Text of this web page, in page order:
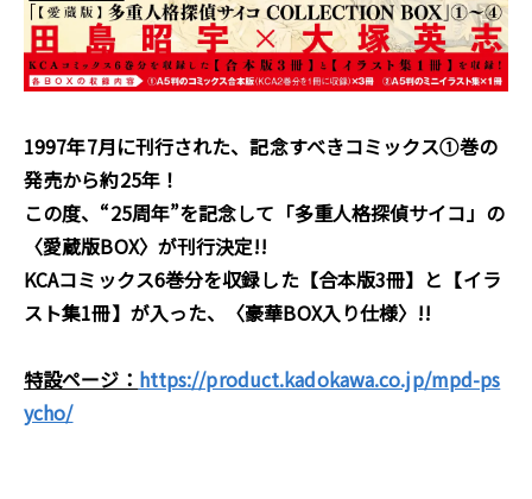
1997年7月に刊行された、記念すべきコミックス①巻の
発売から約25年――！
この度、“25周年”を記念して「多重人格探偵サイコ」の
〈愛蔵版BOX〉が刊行決定!!
KCAコミックス6巻分を収録した【合本版3冊】と【イラ
スト集1冊】が入った、〈豪華BOX入り仕様〉!!
​特設ページ： https://product.kadokawa.co.jp/mpd-ps
ycho/